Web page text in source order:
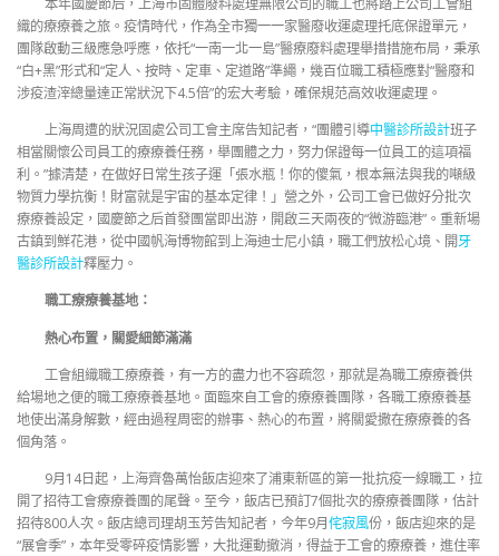
本年國慶節后，上海市固體廢料處理無限公司的職工也將踏上公司工會組
織的療療養之旅。疫情時代，作為全市獨一一家醫廢收運處理托底保證單元，
團隊啟動三級應急呼應，依托“一南一北一島”醫療廢料處理舉措措施布局，秉承
“白+黑”形式和“定人、按時、定車、定道路”準繩，幾百位職工積極應對“醫廢和
涉疫渣滓總量達正常狀況下4.5倍”的宏大考驗，確保規范高效收運處理。
上海周遭的狀況固處公司工會主席告知記者，“團體引導中醫診所設計班子
相當關懷公司員工的療療養任務，舉團體之力，努力保證每一位員工的這項福
利。”據清楚，在做好日常生孩子運「張水瓶！你的傻氣，根本無法與我的噸級
物質力學抗衡！財富就是宇宙的基本定律！」營之外，公司工會已做好分批次
療療養設定，國慶節之后首發團當即出游，開啟三天兩夜的“微游臨港”。重新場
古鎮到鮮花港，從中國帆海博物館到上海迪士尼小鎮，職工們放松心境、開牙
醫診所設計釋壓力。
職工療療養基地：
熱心布置，關愛細節滿滿
工會組織職工療療養，有一方的盡力也不容疏忽，那就是為職工療療養供
給場地之便的職工療療養基地。面臨來自工會的療療養團隊，各職工療療養基
地使出滿身解數，經由過程周密的辦事、熱心的布置，將關愛撒在療療養的各
個角落。
9月14日起，上海齊魯萬怡飯店迎來了浦東新區的第一批抗疫一線職工，拉
開了招待工會療療養團的尾聲。至今，飯店已預訂7個批次的療療養團隊，估計
招待800人次。飯店總司理胡玉芳告知記者，今年9月侘寂風份，飯店迎來的是
“展會季”，本年受零碎疫情影響，大批運動撤消，得益于工會的療療養，進住率